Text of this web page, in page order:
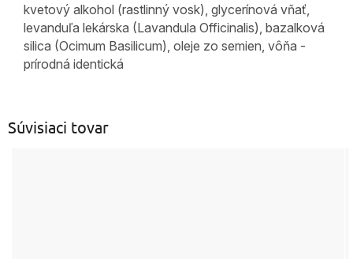
kvetový alkohol (rastlinný vosk), glycerínová vňať,
levanduľa lekárska (Lavandula Officinalis), bazalková
silica (Ocimum Basilicum), oleje zo semien, vôňa -
prírodná identická
Súvisiaci tovar